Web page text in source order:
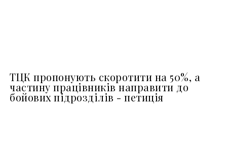
ТЦК пропонують скоротити на 50%, а
частину працівників направити до
бойових підрозділів - петиція